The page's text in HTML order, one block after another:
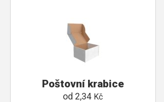
Poštovní krabice
od 2,34 Kč